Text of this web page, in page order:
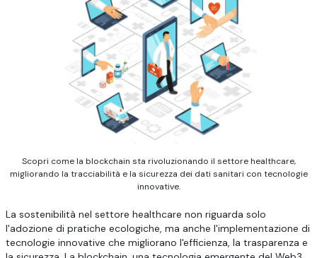
Scopri come la blockchain sta rivoluzionando il settore healthcare,
migliorando la tracciabilità e la sicurezza dei dati sanitari con tecnologie
innovative.
La sostenibilità nel settore healthcare non riguarda solo
l'adozione di pratiche ecologiche, ma anche l'implementazione di
tecnologie innovative che migliorano l'efficienza, la trasparenza e